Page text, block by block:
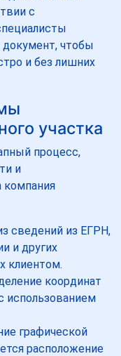
с
чтобы
и без лишних
участка
процесс,
и
компания
сведений из ЕГРН,
и других
клиентом.
координат
использованием
графической
расположение